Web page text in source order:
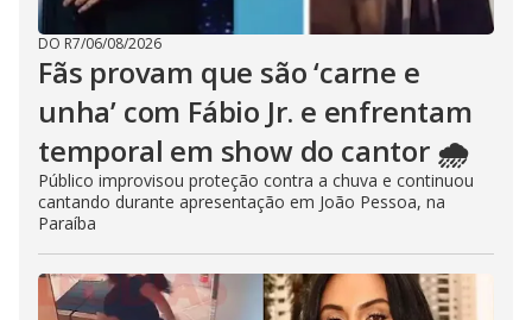
DO R7/06/08/2026
Fãs provam que são ‘carne e
unha’ com Fábio Jr. e enfrentam
temporal em show do cantor 🌧️
Público improvisou proteção contra a chuva e continuou
cantando durante apresentação em João Pessoa, na
Paraíba